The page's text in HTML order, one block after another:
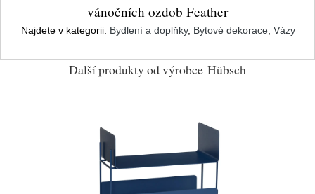
vánočních ozdob Feather
Najdete v kategorii: Bydlení a doplňky, Bytové dekorace Vázy
Další produkty od výrobce Hübsch